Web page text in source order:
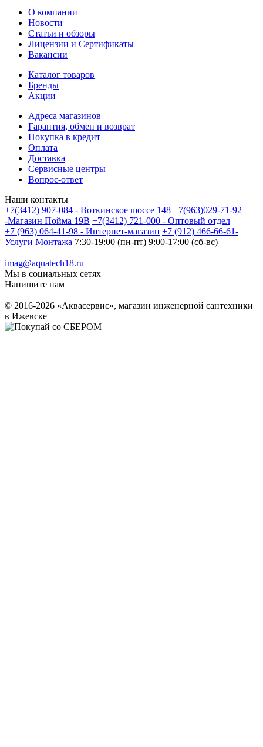
О компании
Новости
Статьи и обзоры
Лицензии и Сертификаты
Вакансии
Каталог товаров
Бренды
Акции
Адреса магазинов
Гарантия, обмен и возврат
Покупка в кредит
Оплата
Доставка
Сервисные центры
Вопрос-ответ
Наши контакты
+7(3412) 907-084 - Воткинское шоссе 148 +7(963)029-71-92
-Магазин Пойма 19В +7(3412) 721-000 - Оптовый отдел
+7 (963) 064-41-98 - Интернет-магазин +7 (912) 466-66-61-
Услуги Монтажа 7:30-19:00 (пн-пт) 9:00-17:00 (сб-вс)
imag@aquatech18.ru
Мы в социальных сетях
Напишите нам
© 2016-2026 «Аквасервис», магазин инженерной сантехники
в Ижевске